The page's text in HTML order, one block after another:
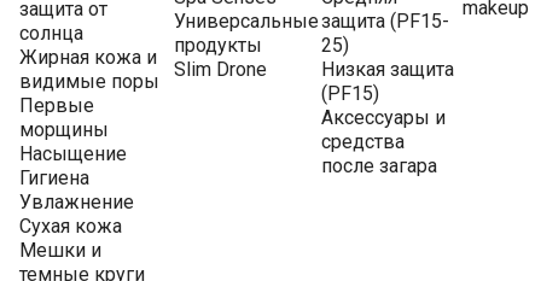
защита от
солнца
Жирная кожа и
видимые поры
Первые
морщины
Насыщение
Гигиена
Увлажнение
Сухая кожа
Мешки и
темные круги
Универсальные
продукты
Slim Drone
защита (PF15-
25)
Низкая защита
(PF15)
Аксессуары и
средства
после загара
makeup